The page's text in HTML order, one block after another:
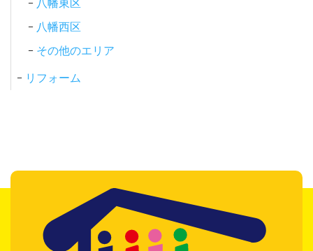
八幡東区
八幡西区
その他のエリア
リフォーム